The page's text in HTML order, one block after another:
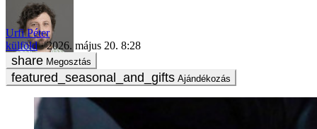
Urfi Péter
külföld
2026. május 20. 8:28
Megosztás
Ajándékozás